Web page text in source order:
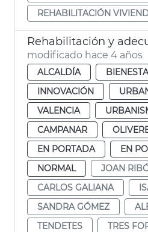
REHABILITACIÓN
modificado hace 4 años
ALCALDÍA
INNOVACIÓN
VALENCIA
CAMPANAR
EN PORTADA
EN
NORMAL
JOAN
CARLOS GALIANA
SANDRA GÓMEZ
TENDETES
TRES